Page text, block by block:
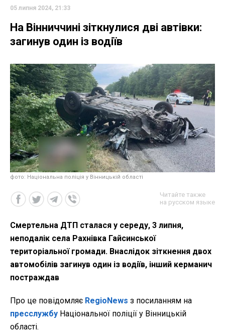
05 липня 2024, 21:33
На Вінниччині зіткнулися дві автівки:
загинув один із водіїв
фото: Національна поліція у Вінницькій області
Читайте также
на русском языке
Смертельна ДТП сталася у середу, 3 липня,
неподалік села Рахнівка Гайсинської
територіальної громади. Внаслідок зіткнення двох
автомобілів загинув один із водіїв, інший керманич
постраждав
Про це повідомляє RegioNews з посиланням на
пресслужбу Національної поліції у Вінницькій
області.